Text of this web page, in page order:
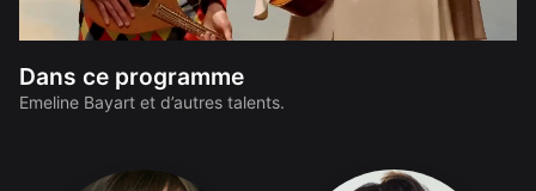
Dans ce programme
Emeline Bayart et d’autres talents.